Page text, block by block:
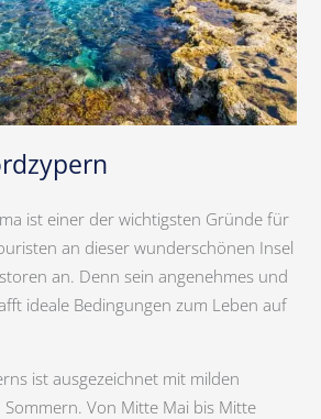
ist einer der wichtigsten Gründe für
an dieser wunderschönen Insel
an. Denn sein angenehmes und
ideale Bedingungen zum Leben auf
ist ausgezeichnet mit milden
Von Mitte Mai bis Mitte